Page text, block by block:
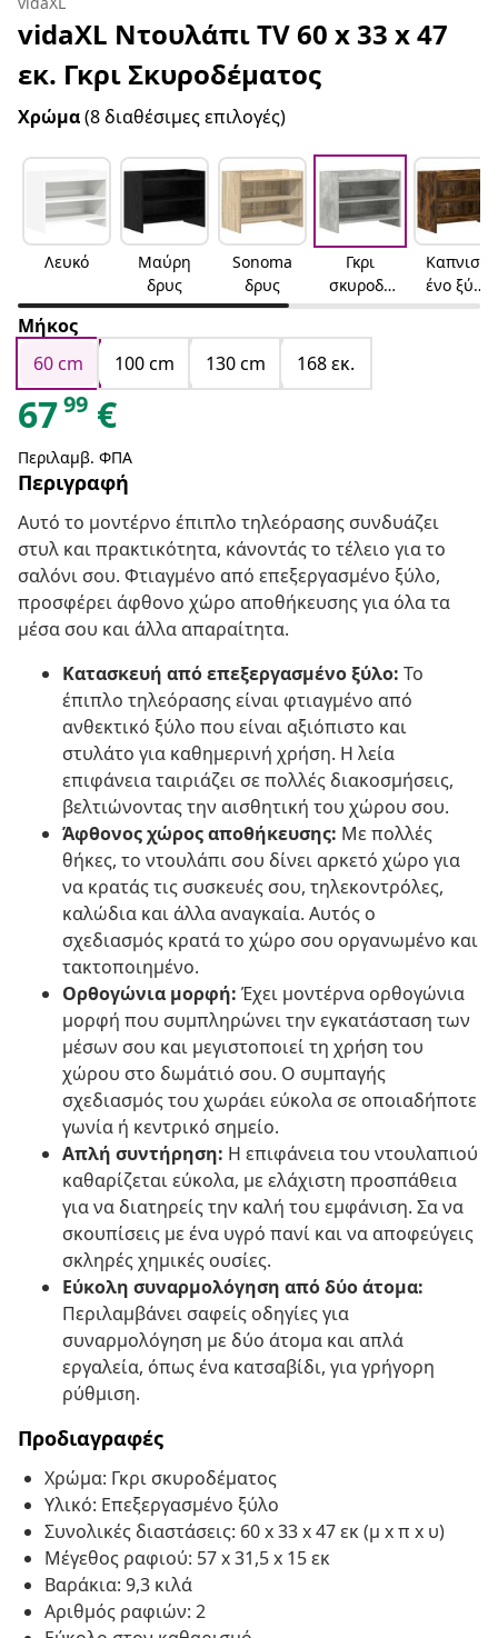
vidaXL Ντουλάπι TV 60 x 33 x 47
εκ. Γκρι Σκυροδέματος
Χρώμα(8 διαθέσιμες επιλογές)
Λευκό
Μαύρη
δρυς
Sonoma
δρυς
Γκρι
σκυροδέ
ματος
Καπνισμ
ένο ξύλο
δρυός
Μήκος
60 cm
100 cm 130 cm 168 εκ.
6799 €
Περιλαμβ. ΦΠΑ
Περιγραφή
Αυτό το μοντέρνο έπιπλο τηλεόρασης συνδυάζει
στυλ και πρακτικότητα, κάνοντάς το τέλειο για το
σαλόνι σου. Φτιαγμένο από επεξεργασμένο ξύλο,
προσφέρει άφθονο χώρο αποθήκευσης για όλα τα
μέσα σου και άλλα απαραίτητα.
Κατασκευή από επεξεργασμένο ξύλο: Το
έπιπλο τηλεόρασης είναι φτιαγμένο από
ανθεκτικό ξύλο που είναι αξιόπιστο και
στυλάτο για καθημερινή χρήση. Η λεία
επιφάνεια ταιριάζει σε πολλές διακοσμήσεις,
βελτιώνοντας την αισθητική του χώρου σου.
Άφθονος χώρος αποθήκευσης: Με πολλές
θήκες, το ντουλάπι σου δίνει αρκετό χώρο για
να κρατάς τις συσκευές σου, τηλεκοντρόλες,
καλώδια και άλλα αναγκαία. Αυτός ο
σχεδιασμός κρατά το χώρο σου οργανωμένο και
τακτοποιημένο.
Ορθογώνια μορφή: Έχει μοντέρνα ορθογώνια
μορφή που συμπληρώνει την εγκατάσταση των
μέσων σου και μεγιστοποιεί τη χρήση του
χώρου στο δωμάτιό σου. Ο συμπαγής
σχεδιασμός του χωράει εύκολα σε οποιαδήποτε
γωνία ή κεντρικό σημείο.
Απλή συντήρηση: Η επιφάνεια του ντουλαπιού
καθαρίζεται εύκολα, με ελάχιστη προσπάθεια
για να διατηρείς την καλή του εμφάνιση. Σα να
σκουπίσεις με ένα υγρό πανί και να αποφεύγεις
σκληρές χημικές ουσίες.
Εύκολη συναρμολόγηση από δύο άτομα:
Περιλαμβάνει σαφείς οδηγίες για
συναρμολόγηση με δύο άτομα και απλά
εργαλεία, όπως ένα κατσαβίδι, για γρήγορη
ρύθμιση.
Προδιαγραφές
Χρώμα: Γκρι σκυροδέματος
Υλικό: Επεξεργασμένο ξύλο
Συνολικές διαστάσεις: 60 x 33 x 47 εκ (μ x π x υ)
Μέγεθος ραφιού: 57 x 31,5 x 15 εκ
Βαράκια: 9,3 κιλά
Αριθμός ραφιών: 2